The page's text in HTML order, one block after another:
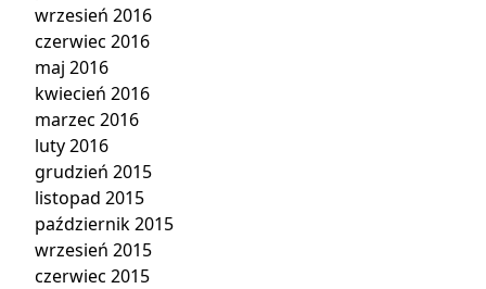
wrzesień 2016
czerwiec 2016
maj 2016
kwiecień 2016
marzec 2016
luty 2016
grudzień 2015
listopad 2015
październik 2015
wrzesień 2015
czerwiec 2015